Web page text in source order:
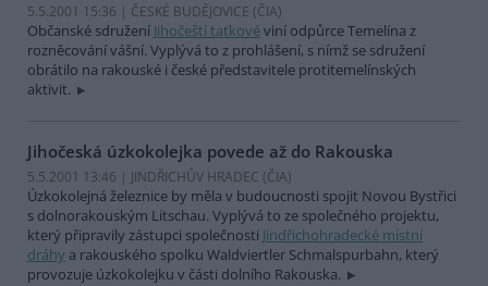
5.5.2001 15:36 | ČESKÉ BUDĚJOVICE (ČIA)
Občanské sdružení Jihočeští taťkovéviní odpůrce Temelína z
rozněcování vášní. Vyplývá to z prohlášení, s nímž se sdružení
obrátilo na rakouské i české představitele protitemelínských
aktivit.
Jihočeská úzkokolejka povede až do Rakouska
5.5.2001 13:46 | JINDŘICHŮV HRADEC (ČIA)
Úzkokolejná železnice by měla v budoucnosti spojit Novou Bystřici
s dolnorakouským Litschau. Vyplývá to ze společného projektu,
který připravily zástupci společnosti Jindřichohradecké místní
dráhy a rakouského spolku Waldviertler Schmalspurbahn, který
provozuje úzkokolejku v části dolního Rakouska.